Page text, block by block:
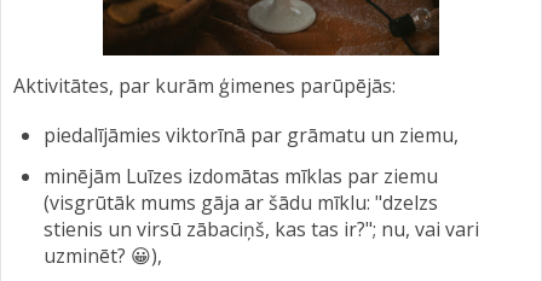
Aktivitātes, par kurām ģimenes parūpējās:
piedalījāmies viktorīnā par grāmatu un ziemu,
minējām Luīzes izdomātas mīklas par ziemu
(visgrūtāk mums gāja ar šādu mīklu: "dzelzs
stienis un virsū zābaciņš, kas tas ir?"; nu, vai vari
uzminēt? 😀),